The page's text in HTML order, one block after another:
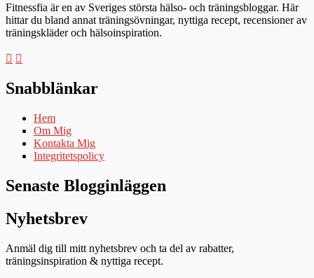
Fitnessfia är en av Sveriges största hälso- och träningsbloggar. Här
hittar du bland annat träningsövningar, nyttiga recept, recensioner av
träningskläder och hälsoinspiration.
Snabblänkar
Hem
Om Mig
Kontakta Mig
Integritetspolicy
Senaste Blogginläggen
Nyhetsbrev
Anmäl dig till mitt nyhetsbrev och ta del av rabatter,
träningsinspiration & nyttiga recept.